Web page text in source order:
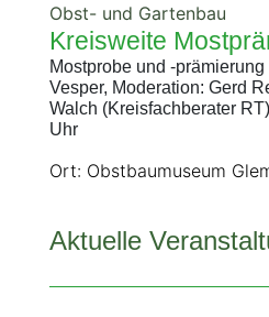
Obst- und Gartenbau
Kreisweite
Mostprobe und -
Vesper, Moderation: Gerd
Walch (Kreisfachberater
Uhr
Ort: Obstbaumuseum
Aktuelle